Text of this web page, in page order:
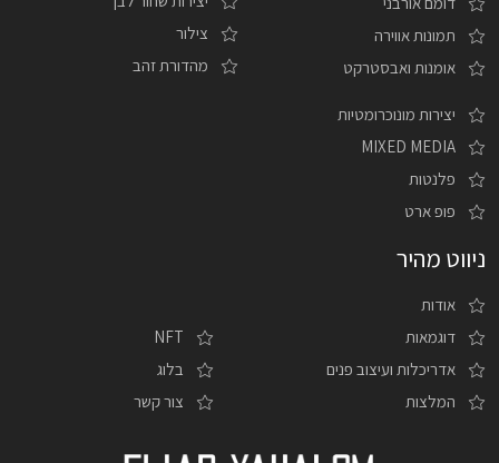
תמונות אווירה
אומנות ואבסטרקט
צילור
מהדורת זהב
יצירות מונוכרומטיות
MIXED MEDIA
פלנטות
פופ ארט
ניווט מהיר
אודות
דוגמאות
אדריכלות ועיצוב פנים
המלצות
NFT
בלוג
צור קשר